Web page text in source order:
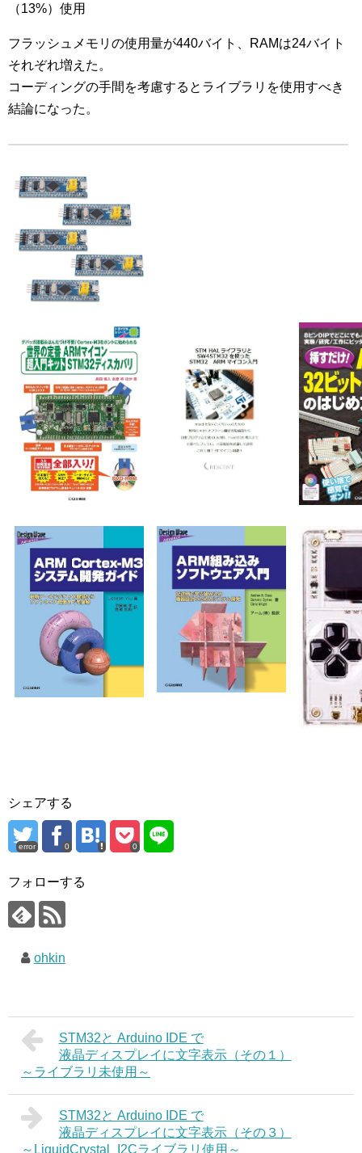
（13%）使用
フラッシュメモリの使用量が440バイト、RAMは24バイト
それぞれ増えた。
コーディングの手間を考慮するとライブラリを使用すべき
結論になった。
シェアする
error 0 0
フォローする
ohkin
STM32と Arduino IDE で
液晶ディスプレイに文字表示（その１）
～ライブラリ未使用～
STM32と Arduino IDE で
液晶ディスプレイに文字表示（その３）
～LiquidCrystal_I2Cライブラリ使用～